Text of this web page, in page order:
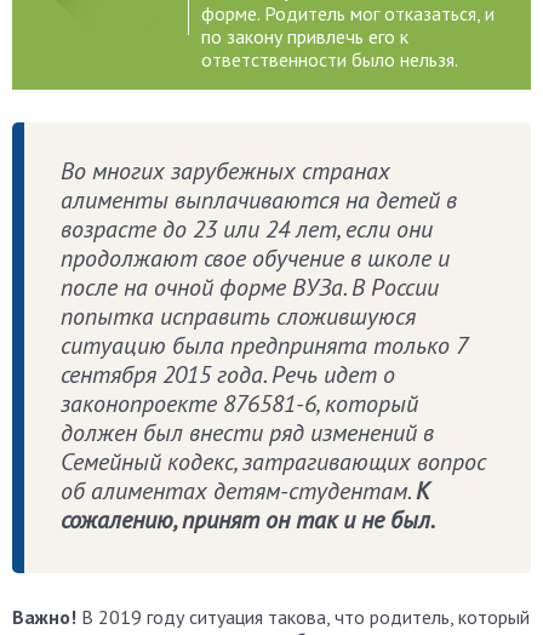
форме. Родитель мог отказаться, и
по закону привлечь его к
ответственности было нельзя.
Во многих зарубежных странах
алименты выплачиваются на детей в
возрасте до 23 или 24 лет, если они
продолжают свое обучение в школе и
после на очной форме ВУЗа. В России
попытка исправить сложившуюся
ситуацию была предпринята только 7
сентября 2015 года. Речь идет о
законопроекте 876581-6, который
должен был внести ряд изменений в
Семейный кодекс, затрагивающих вопрос
об алиментах детям-студентам.К
сожалению, принят он так и не был.
Важно! В 2019 году ситуация такова, что родитель, который